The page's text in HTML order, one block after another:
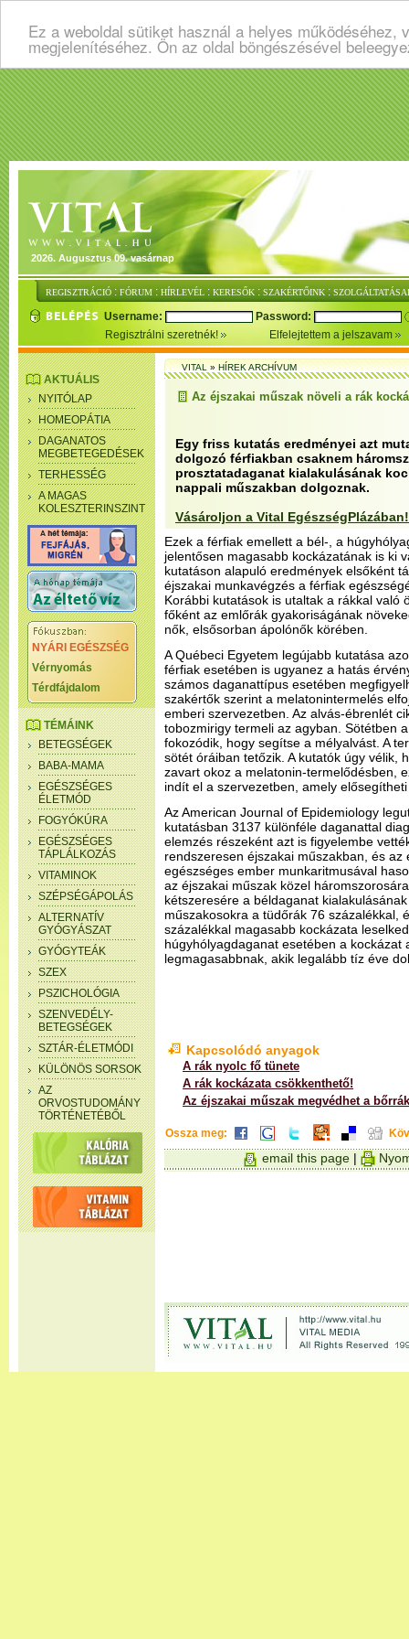
Ez a weboldal sütiket használ a helyes
megjelenítéséhez. Ön az oldal böngészésével
2026. Augusztus 09. vasárnap
REGISZTRÁCIÓ : FÓRUM : HÍRLEVÉL : KERESŐK : SZAKÉRTŐINK :
Username:
Password:
Regisztrálni szeretnék!
Elfelejtettem a jelszavam
AKTUÁLIS
NYITÓLAP
HOMEOPÁTIA
DAGANATOS
MEGBETEGEDÉSEK
TERHESSÉG
A MAGAS
KOLESZTERINSZINT
NYÁRI EGÉSZSÉG
Vérnyomás
Térdfájdalom
TÉMÁINK
BETEGSÉGEK
BABA-MAMA
EGÉSZSÉGES
ÉLETMÓD
FOGYÓKÚRA
EGÉSZSÉGES
TÁPLÁLKOZÁS
VITAMINOK
SZÉPSÉGÁPOLÁS
ALTERNATÍV
GYÓGYÁSZAT
GYÓGYTEÁK
SZEX
PSZICHOLÓGIA
SZENVEDÉLY-
BETEGSÉGEK
SZTÁR-ÉLETMÓDI
KÜLÖNÖS SORSOK
AZ
ORVOSTUDOMÁNY
TÖRTÉNETÉBŐL
VITAL»HÍREK ARCHÍVUM
Az éjszakai műszak növeli a rák
Egy friss kutatás eredményei azt
dolgozó férfiakban csaknem
prosztatadaganat kialakulásának
nappali műszakban dolgoznak.
Vásároljon a Vital EgészségPlázában!
Ezek a férfiak emellett a bél-, a
jelentősen magasabb kockázatának is ki
kutatáson alapuló eredmények elsőként
éjszakai munkavégzés a férfiak
Korábbi kutatások is utaltak a rákkal való
főként az emlőrák gyakoriságának
nők, elsősorban ápolónők körében.
A Québeci Egyetem legújabb kutatása
férfiak esetében is ugyanez a hatás
számos daganattípus esetében
szakértők szerint a melatonintermelés
emberi szervezetben. Az alvás-ébrenlét
tobozmirigy termeli az agyban. Sötétben
fokozódik, hogy segítse a mélyalvást. A
sötét óráiban tetőzik. A kutatók úgy vélik,
zavart okoz a melatonin-termelődésben,
indít el a szervezetben, amely
Az American Journal of Epidemiology
kutatásban 3137 különféle daganattal
elemzés részeként azt is figyelembe
rendszeresen éjszakai műszakban, és az
egészséges ember munkaritmusával
az éjszakai műszak közel
kétszeresére a béldaganat
műszakosokra a tüdőrák 76 százalékkal,
százalékkal magasabb kockázata
húgyhólyagdaganat esetében a kockázat
legmagasabbnak, akik legalább tíz éve
Kapcsolódó anyagok
A rák nyolc fő tünete
A rák kockázata csökkenthető!
Az éjszakai műszak megvédhet a
Ossza meg:
email this page |